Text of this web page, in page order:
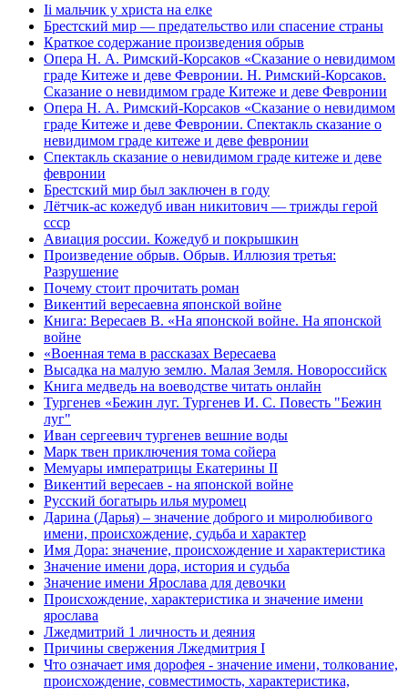
Ii мальчик у христа на елке
Брестский мир — предательство или спасение страны
Краткое содержание произведения обрыв
Опера Н. А. Римский-Корсаков «Сказание о невидимом
граде Китеже и деве Февронии. Н. Римский-Корсаков.
Сказание о невидимом граде Китеже и деве Февронии
Опера Н. А. Римский-Корсаков «Сказание о невидимом
граде Китеже и деве Февронии. Спектакль сказание о
невидимом граде китеже и деве февронии
Спектакль сказание о невидимом граде китеже и деве
февронии
Брестский мир был заключен в году
Лётчик-ас кожедуб иван никитович — трижды герой
ссср
Авиация россии. Кожедуб и покрышкин
Произведение обрыв. Обрыв. Иллюзия третья:
Разрушение
Почему стоит прочитать роман
Викентий вересаевна японской войне
Книга: Вересаев В. «На японской войне. На японской
войне
«Военная тема в рассказах Вересаева
Высадка на малую землю. Малая Земля. Новороссийск
Книга медведь на воеводстве читать онлайн
Тургенев «Бежин луг. Тургенев И. С. Повесть "Бежин
луг"
Иван сергеевич тургенев вешние воды
Марк твен приключения тома сойера
Мемуары императрицы Екатерины II
Викентий вересаев - на японской войне
Русский богатырь илья муромец
Дарина (Дарья) – значение доброго и миролюбивого
имени, происхождение, судьба и характер
Имя Дора: значение, происхождение и характеристика
Значение имени дора, история и судьба
Значение имени Ярослава для девочки
Происхождение, характеристика и значение имени
ярослава
Лжедмитрий 1 личность и деяния
Причины свержения Лжедмитрия I
Что означает имя дорофея - значение имени, толкование,
происхождение, совместимость, характеристика,